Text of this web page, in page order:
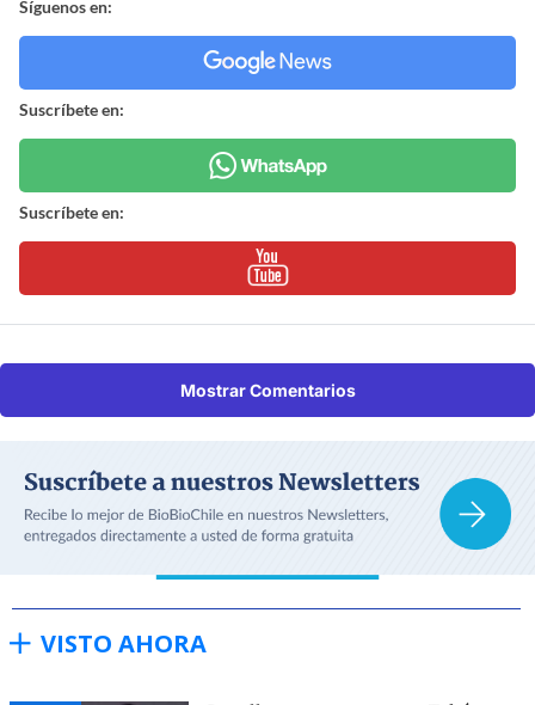
Síguenos en:
Suscríbete en:
Suscríbete en:
Mostrar Comentarios
VISTO AHORA